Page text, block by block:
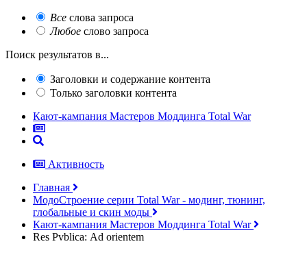
Все слова запроса
Любое слово запроса
Поиск результатов в...
Заголовки и содержание контента
Только заголовки контента
Кают-кампания Мастеров Моддинга Total War
Активность
Главная
МодоСтроение серии Total War - модинг, тюнинг,
глобальные и скин моды
Кают-кампания Мастеров Моддинга Total War
Res Pvblica: Аd orientem